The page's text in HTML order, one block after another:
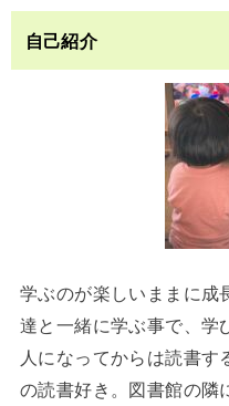
自己紹介
学ぶのが楽しいままに成
達と一緒に学ぶ事で、学
人になってからは読書す
の読書好き。図書館の隣